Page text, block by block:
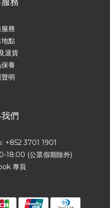
務
點
退貨
養
明
們
+852 3701 1901
18:00 (公眾假期除外)
專頁